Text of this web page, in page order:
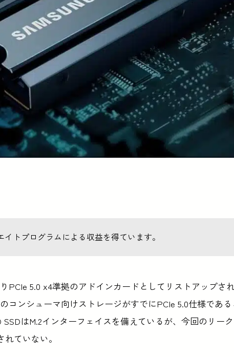
トプログラムによる収益を得ています。
PCIe 5.0 x4準拠のアドインカードとしてリストアップさ
コンシューマ向けストレージがすでにPCIe 5.0仕様である
はM.2インターフェイスを備えているが、今回のリー
ていない。